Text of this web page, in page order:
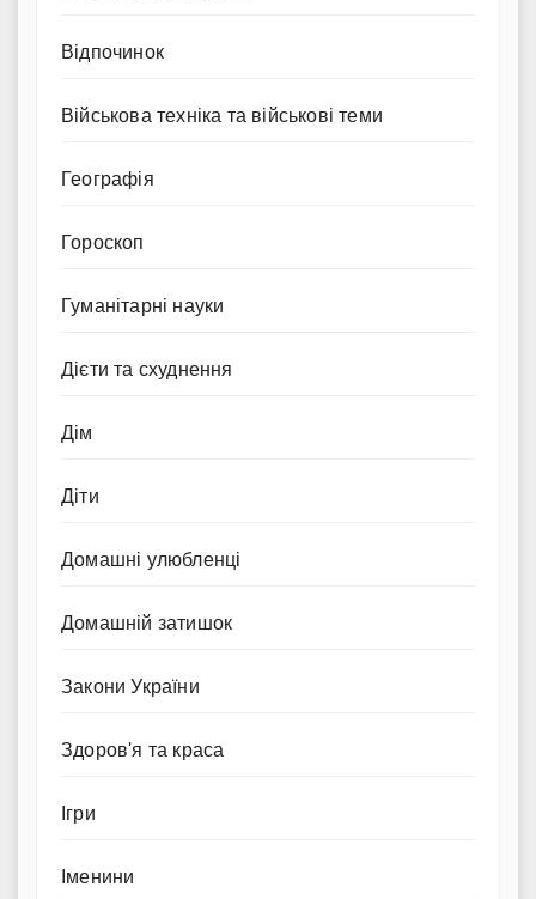
Відпочинок
Військова техніка та військові теми
Географія
Гороскоп
Гуманітарні науки
Дієти та схуднення
Дім
Діти
Домашні улюбленці
Домашній затишок
Закони України
Здоров'я та краса
Ігри
Іменини